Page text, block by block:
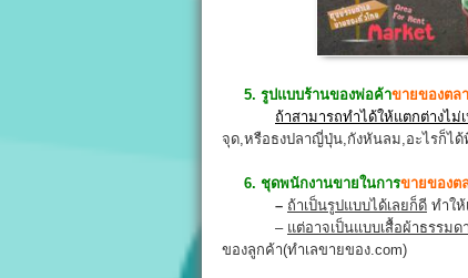
5. รูปแบบร้านของพ่อค้าขายของตล
ถ้าสามารถทำได้ให้แตกต่างไม่
จุด,หรือธงปลาญี่ปุ่น,กังหันลม,อะไรก็ได้
6. ชุดพนักงานขายในการขายของต
– ถ้าเป็นรูปแบบได้เลยก็ดี ทำใ
– แต่อาจเป็นแบบเสื้อผ้าธรรมด
ของลูกค้า(ทำเลขายของ.com)